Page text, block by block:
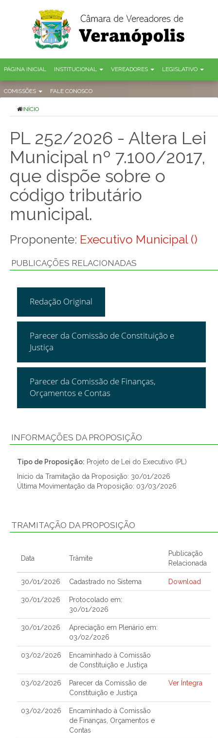
PÁGINA INICIAL INSTITUCIONAL VEREADORES LEGISLATIVO
COMISSÕES FALE CONOSCO
INÍCIO
PL 252/2026 - Altera Lei
Municipal nº 7.100/2017,
que dispõe sobre o
código tributário
municipal.
Proponente: Executivo Municipal ()
PUBLICAÇÕES RELACIONADAS
Redação Original
Parecer da Comissão de Constituição e
Justiça
Parecer da Comissão de Finanças,
Orçamentos e Contas
INFORMAÇÕES DA PROPOSIÇÃO
Tipo de Proposição: Projeto de Lei do Executivo (PL)
Início da Tramitação da Proposição: 30/01/2026
Última Movimentação da Proposição: 03/03/2026
TRAMITAÇÃO DA PROPOSIÇÃO
Data Trâmite
Publicação
Relacionada
30/01/2026 Cadastrado no Sistema Download
30/01/2026
Protocolado em:
30/01/2026
30/01/2026
Apreciação em Plenário em:
03/02/2026
03/02/2026
Encaminhado à Comissão
de Constituição e Justiça
03/02/2026
Parecer da Comissão de
Constituição e Justiça
Ver Íntegra
03/02/2026
Encaminhado à Comissão
de Finanças, Orçamentos e
Contas